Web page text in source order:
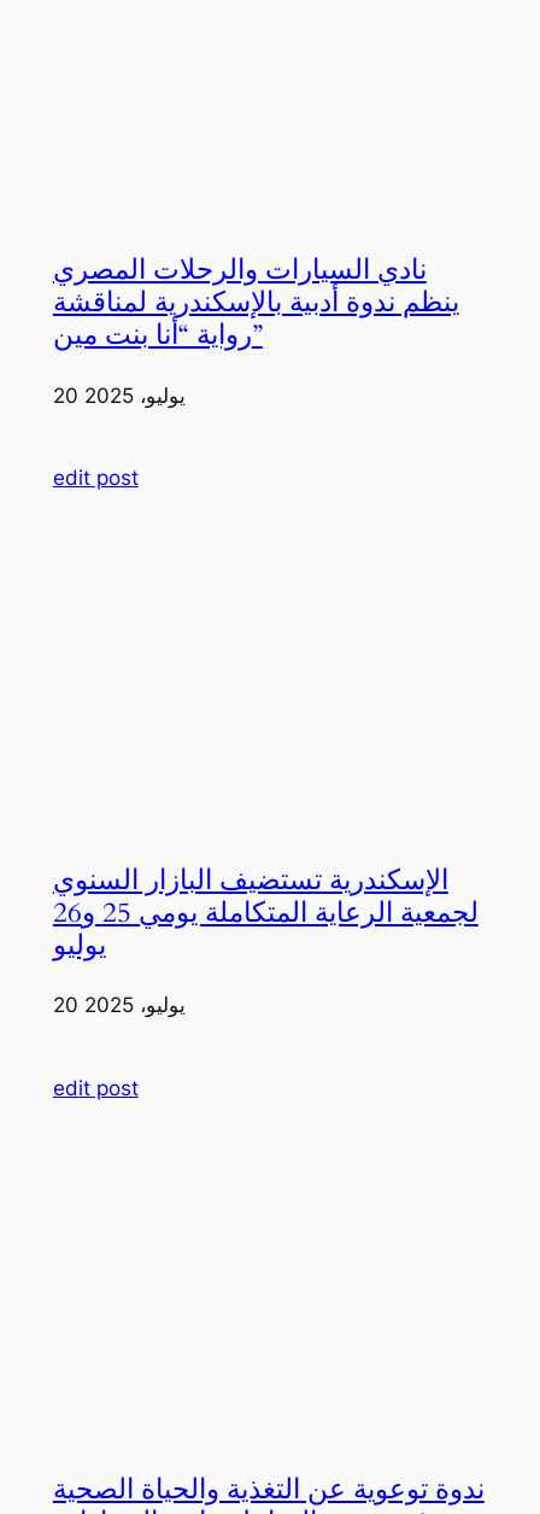
نادي السيارات والرحلات المصري
ينظم ندوة أدبية بالإسكندرية لمناقشة
رواية “أنا بنت مين”
20 يوليو، 2025
edit post
الإسكندرية تستضيف البازار السنوي
لجمعية الرعاية المتكاملة يومي 25 و26
يوليو
20 يوليو، 2025
edit post
ندوة توعوية عن التغذية والحياة الصحية